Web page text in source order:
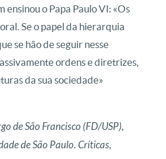
o Papa Paulo VI: «Os
Se o papel da hierarquia
se hão de seguir nesse
ordens e diretrizes,
da sua sociedade»
de São Francisco (FD/USP),
de São Paulo. Críticas,